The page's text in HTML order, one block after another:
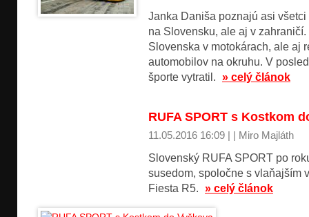
Janka Daniša poznajú asi
na Slovensku, ale aj v
Slovenska v motokárach, ale aj
automobilov na okruhu. V
športe vytratil. » celý článok
RUFA SPORT s Kostkom
11.05.2016 16:09 | | Miro Majláth
Slovenský RUFA SPORT po
susedom, spoločne s vlaňajším
Fiesta R5. » celý článok